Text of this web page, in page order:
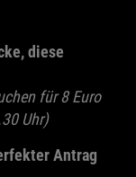
diese
für 8 Euro
Uhr)
Antrag